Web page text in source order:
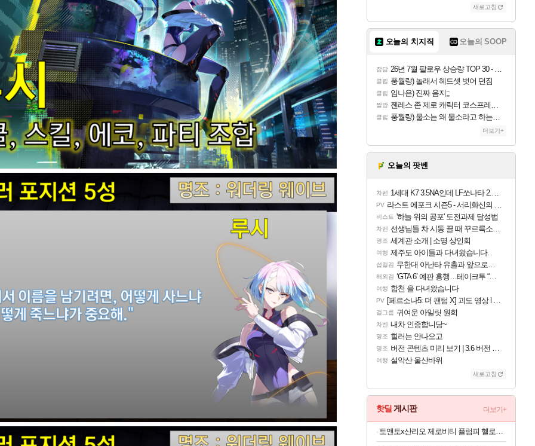
새로고침
오늘의 치지직 오늘의 SOOP
잡담 26년 7월 팔로우 상승량 TOP 30 - 월간 치지직
클립 풍월량) 놀래서 헤드셋 벗어 던짐
클립 임나은) 진짜 음지;;
짤방 젠레스 존 제로 캐릭터 코스프레한 꽁주
클립 풍월량) 물소는 왜 물소라고 하는거야? 아! 그만 ㅋㅋ 알았어 ㅋㅋ
더보기+
오늘의 팟벤
차벤 1세대 K7 3.5NA인데 LF쏘나타 2.0NA 기변하면 유류비 절약이 얼마나 될까요..?
PV 라스트 에포크 시즌5 - 서리화신의 분노 티저
비스트 '하늘 위의 공포' 도전과제 달성법
차벤 선생님들 차 시동 끌 때 꾸르륵소리나는데
명조 세계관 소개 | 소명 상인회
여행 제주도 아이들과 다녀왔습니다.
섭컬겜 무한대 아난타 유출과 앞으로의 예상 (루머)
해외겜 ‘GTA 6’ 예판 흥행…테이크투 “내부 예상 크게 넘어”
여행 합천 을 다녀왔습니다
PV [페르소나5: 더 팬텀 X] 괴도 영상 l 타카마키 안·댄싱 스타
걸그룹 귀여운 아일릿 원희
차벤 내차 인증합니당~
명조 힐러는 안나오고
명조 버전 콘텐츠 미리 보기 | 3.6 버전 「신기루 속 등불 그림자, 속세에 깃든 검의 결심」이 8월 20일에 업데이트됩니다!
여행 설악산 울산바위
새로고침
핫딜 게시판 더보기+
토앤토x산리오 제로비티 플럼피 헬로키티 참태그 SET 실버 여성용 쪼리